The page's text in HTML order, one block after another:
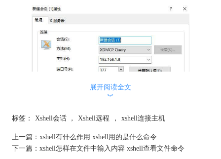
展开阅读全文
︾
标签： Xshell会话 ， Xshell远程 ， xshell连接主机
上一篇： xshell有什么作用 xshell用的是什么命令
下一篇： xshell怎样在文件中输入内容 xshell查看文件命令